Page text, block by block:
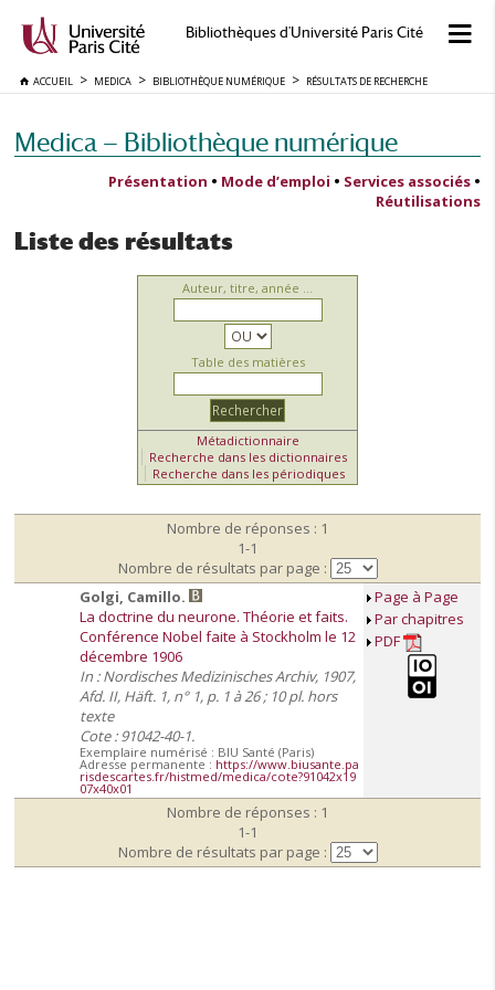
Bibliothèques d'Université Paris Cité
ACCUEIL MEDICA BIBLIOTHÈQUE NUMÉRIQUE RÉSULTATS DE RECHERCHE
Medica — Bibliothèque numérique
Présentation • Mode d’emploi • Services associés •
Réutilisations
Liste des résultats
Auteur, titre, année ...
Table des matières
Métadictionnaire
Recherche dans les dictionnaires
Recherche dans les périodiques
Nombre de réponses : 1
1-1
Nombre de résultats par page :
Golgi, Camillo.
La doctrine du neurone. Théorie et faits.
Conférence Nobel faite à Stockholm le 12
décembre 1906
In : Nordisches Medizinisches Archiv, 1907,
Afd. II, Häft. 1, n° 1, p. 1 à 26 ; 10 pl. hors
texte
Cote : 91042-40-1.
Exemplaire numérisé : BIU Santé (Paris)
Adresse permanente : https://www.biusante.pa
risdescartes.fr/histmed/medica/cote?91042x19
07x40x01
Page à Page
Par chapitres
PDF
Nombre de réponses : 1
1-1
Nombre de résultats par page :